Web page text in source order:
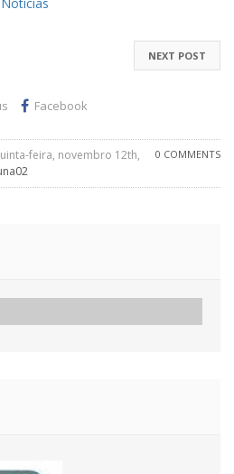
NEXT POST
Facebook
0 COMMENTS
feira, novembro 12th,